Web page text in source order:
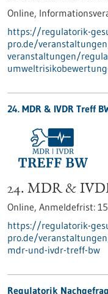
Online,
https://regulatorik-
pro.de/
veranstaltungen/
24. MDR & IVDR Treff
24. MDR &
Online, Anmeldefrist:
https://regulatorik-
pro.de/
mdr-und-ivdr-treff-bw
Regulatorik